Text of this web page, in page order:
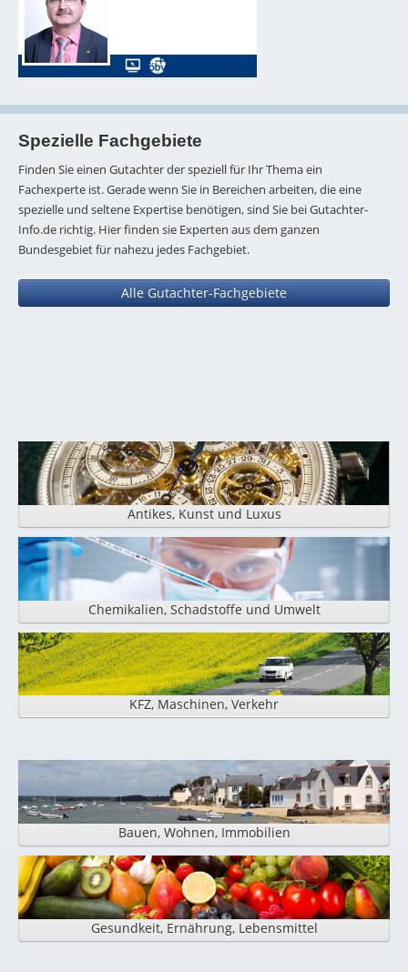
Spezielle Fachgebiete
Finden Sie einen Gutachter der speziell für Ihr Thema ein
Fachexperte ist. Gerade wenn Sie in Bereichen arbeiten, die eine
spezielle und seltene Expertise benötigen, sind Sie bei Gutachter-
Info.de richtig. Hier finden sie Experten aus dem ganzen
Bundesgebiet für nahezu jedes Fachgebiet.
Alle Gutachter-Fachgebiete
Antikes, Kunst und Luxus
Chemikalien, Schadstoffe und Umwelt
KFZ, Maschinen, Verkehr
Bauen, Wohnen, Immobilien
Gesundkeit, Ernährung, Lebensmittel